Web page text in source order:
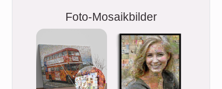
Foto-Mosaikbilder